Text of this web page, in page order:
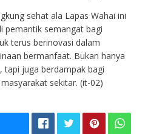
sehat ala Lapas Wahai ini
pemantik semangat bagi
terus berinovasi dalam
bermanfaat. Bukan hanya
tapi juga berdampak bagi
sekitar. (it-02)